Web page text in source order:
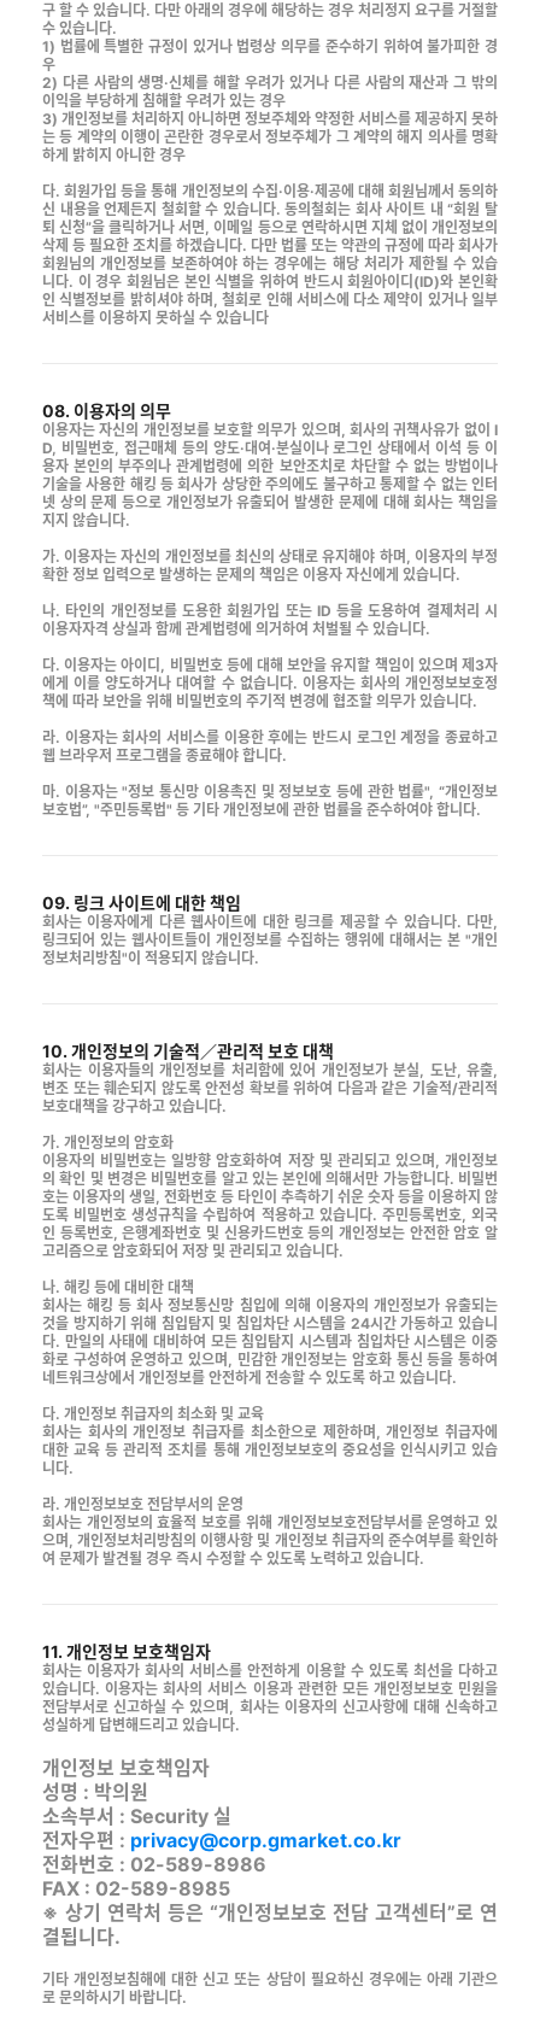
구 할 수 있습니다. 다만 아래의 경우에 해당하는 경우 처리정지 요구를 거절할
수 있습니다.
1) 법률에 특별한 규정이 있거나 법령상 의무를 준수하기 위하여 불가피한 경
우
2) 다른 사람의 생명·신체를 해할 우려가 있거나 다른 사람의 재산과 그 밖의
이익을 부당하게 침해할 우려가 있는 경우
3) 개인정보를 처리하지 아니하면 정보주체와 약정한 서비스를 제공하지 못하
는 등 계약의 이행이 곤란한 경우로서 정보주체가 그 계약의 해지 의사를 명확
하게 밝히지 아니한 경우
다. 회원가입 등을 통해 개인정보의 수집·이용·제공에 대해 회원님께서 동의하
신 내용을 언제든지 철회할 수 있습니다. 동의철회는 회사 사이트 내 “회원 탈
퇴 신청”을 클릭하거나 서면, 이메일 등으로 연락하시면 지체 없이 개인정보의
삭제 등 필요한 조치를 하겠습니다. 다만 법률 또는 약관의 규정에 따라 회사가
회원님의 개인정보를 보존하여야 하는 경우에는 해당 처리가 제한될 수 있습
니다. 이 경우 회원님은 본인 식별을 위하여 반드시 회원아이디(ID)와 본인확
인 식별정보를 밝히셔야 하며, 철회로 인해 서비스에 다소 제약이 있거나 일부
서비스를 이용하지 못하실 수 있습니다
08. 이용자의 의무
이용자는 자신의 개인정보를 보호할 의무가 있으며, 회사의 귀책사유가 없이 I
D, 비밀번호, 접근매체 등의 양도·대여·분실이나 로그인 상태에서 이석 등 이
용자 본인의 부주의나 관계법령에 의한 보안조치로 차단할 수 없는 방법이나
기술을 사용한 해킹 등 회사가 상당한 주의에도 불구하고 통제할 수 없는 인터
넷 상의 문제 등으로 개인정보가 유출되어 발생한 문제에 대해 회사는 책임을
지지 않습니다.
가. 이용자는 자신의 개인정보를 최신의 상태로 유지해야 하며, 이용자의 부정
확한 정보 입력으로 발생하는 문제의 책임은 이용자 자신에게 있습니다.
나. 타인의 개인정보를 도용한 회원가입 또는 ID 등을 도용하여 결제처리 시
이용자자격 상실과 함께 관계법령에 의거하여 처벌될 수 있습니다.
다. 이용자는 아이디, 비밀번호 등에 대해 보안을 유지할 책임이 있으며 제3자
에게 이를 양도하거나 대여할 수 없습니다. 이용자는 회사의 개인정보보호정
책에 따라 보안을 위해 비밀번호의 주기적 변경에 협조할 의무가 있습니다.
라. 이용자는 회사의 서비스를 이용한 후에는 반드시 로그인 계정을 종료하고
웹 브라우저 프로그램을 종료해야 합니다.
마. 이용자는 "정보 통신망 이용촉진 및 정보보호 등에 관한 법률", “개인정보
보호법”, "주민등록법" 등 기타 개인정보에 관한 법률을 준수하여야 합니다.
09. 링크 사이트에 대한 책임
회사는 이용자에게 다른 웹사이트에 대한 링크를 제공할 수 있습니다. 다만,
링크되어 있는 웹사이트들이 개인정보를 수집하는 행위에 대해서는 본 "개인
정보처리방침"이 적용되지 않습니다.
10. 개인정보의 기술적／관리적 보호 대책
회사는 이용자들의 개인정보를 처리함에 있어 개인정보가 분실, 도난, 유출,
변조 또는 훼손되지 않도록 안전성 확보를 위하여 다음과 같은 기술적/관리적
보호대책을 강구하고 있습니다.
가. 개인정보의 암호화
이용자의 비밀번호는 일방향 암호화하여 저장 및 관리되고 있으며, 개인정보
의 확인 및 변경은 비밀번호를 알고 있는 본인에 의해서만 가능합니다. 비밀번
호는 이용자의 생일, 전화번호 등 타인이 추측하기 쉬운 숫자 등을 이용하지 않
도록 비밀번호 생성규칙을 수립하여 적용하고 있습니다. 주민등록번호, 외국
인 등록번호, 은행계좌번호 및 신용카드번호 등의 개인정보는 안전한 암호 알
고리즘으로 암호화되어 저장 및 관리되고 있습니다.
나. 해킹 등에 대비한 대책
회사는 해킹 등 회사 정보통신망 침입에 의해 이용자의 개인정보가 유출되는
것을 방지하기 위해 침입탐지 및 침입차단 시스템을 24시간 가동하고 있습니
다. 만일의 사태에 대비하여 모든 침입탐지 시스템과 침입차단 시스템은 이중
화로 구성하여 운영하고 있으며, 민감한 개인정보는 암호화 통신 등을 통하여
네트워크상에서 개인정보를 안전하게 전송할 수 있도록 하고 있습니다.
다. 개인정보 취급자의 최소화 및 교육
회사는 회사의 개인정보 취급자를 최소한으로 제한하며, 개인정보 취급자에
대한 교육 등 관리적 조치를 통해 개인정보보호의 중요성을 인식시키고 있습
니다.
라. 개인정보보호 전담부서의 운영
회사는 개인정보의 효율적 보호를 위해 개인정보보호전담부서를 운영하고 있
으며, 개인정보처리방침의 이행사항 및 개인정보 취급자의 준수여부를 확인하
여 문제가 발견될 경우 즉시 수정할 수 있도록 노력하고 있습니다.
11. 개인정보 보호책임자
회사는 이용자가 회사의 서비스를 안전하게 이용할 수 있도록 최선을 다하고
있습니다. 이용자는 회사의 서비스 이용과 관련한 모든 개인정보보호 민원을
전담부서로 신고하실 수 있으며, 회사는 이용자의 신고사항에 대해 신속하고
성실하게 답변해드리고 있습니다.
개인정보 보호책임자
성명 : 박의원
소속부서 : Security 실
전자우편 : privacy@corp.gmarket.co.kr
전화번호 : 02-589-8986
FAX : 02-589-8985
※ 상기 연락처 등은 “개인정보보호 전담 고객센터”로 연
결됩니다.
기타 개인정보침해에 대한 신고 또는 상담이 필요하신 경우에는 아래 기관으
로 문의하시기 바랍니다.